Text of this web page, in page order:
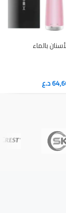
بالماء
د.ع